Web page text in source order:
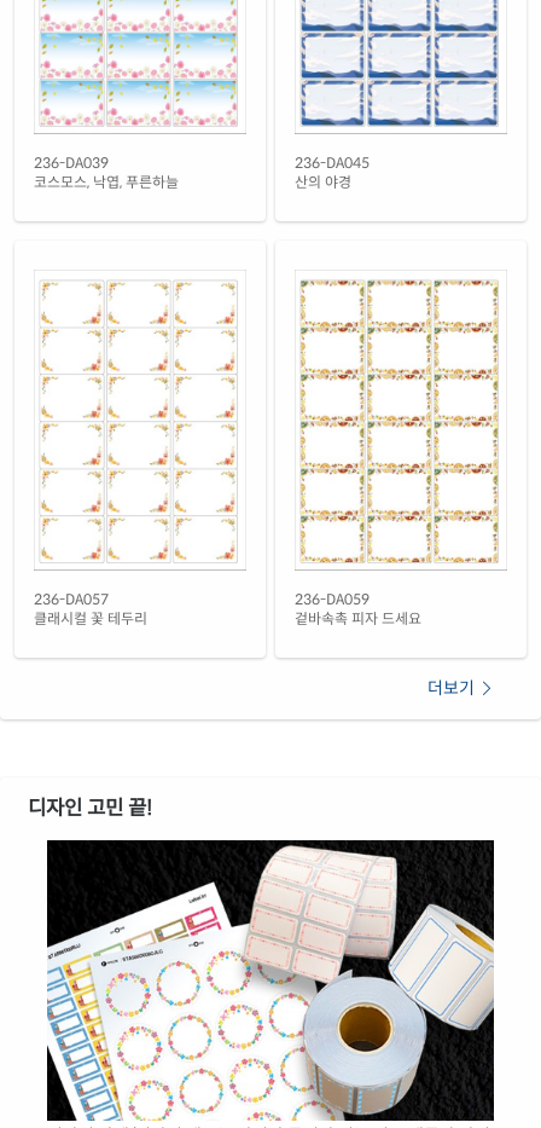
투명(25μm) 방수 레이저
CL236TT-DX115레이저 전용
재질 설명
투명(50μm) 방수 레이저
CL236LT-DX115레이저 전용
재질 설명
녹색 방수 레이저
CL236GP-DX115
레이저 전용
노란색 방수 레이저
노란색 무광 방수 레이저
CL236YMP-DX115
레이저 전용
재질 설명
236-DA039
코스모스, 낙엽, 푸른하늘
236-DA045
산의 야경
236-DA057
클래시컬 꽃 테두리
236-DA059
겉바속촉 피자 드세요
더보기
디자인 고민 끝!